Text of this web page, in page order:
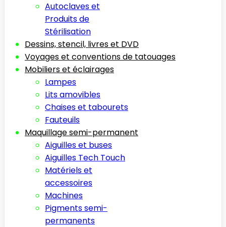
Autoclaves et
Produits de
Stérilisation
Dessins, stencil, livres et DVD
Voyages et conventions de tatouages
Mobiliers et éclairages
Lampes
Lits amovibles
Chaises et tabourets
Fauteuils
Maquillage semi-permanent
Aiguilles et buses
Aiguilles Tech Touch
Matériels et
accessoires
Machines
Pigments semi-
permanents